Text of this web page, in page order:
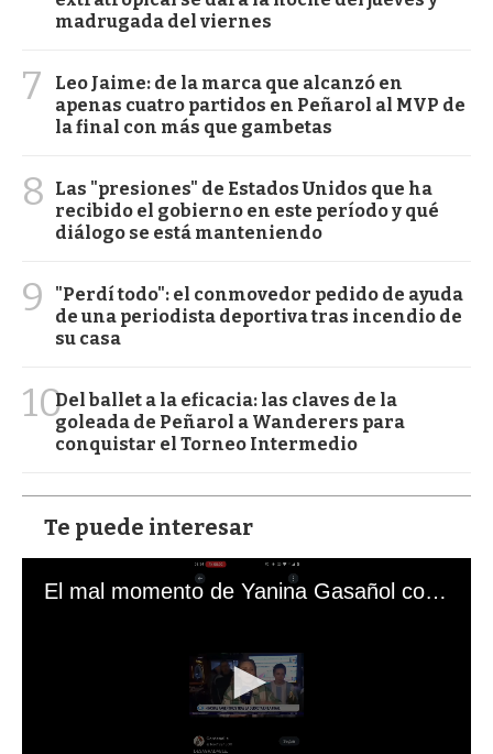
madrugada del viernes
7
Leo Jaime: de la marca que alcanzó en
apenas cuatro partidos en Peñarol al MVP de
la final con más que gambetas
8
Las "presiones" de Estados Unidos que ha
recibido el gobierno en este período y qué
diálogo se está manteniendo
9
"Perdí todo": el conmovedor pedido de ayuda
de una periodista deportiva tras incendio de
su casa
10Del ballet a la eficacia: las claves de la
goleada de Peñarol a Wanderers para
conquistar el Torneo Intermedio
Te puede interesar
El mal momento de Yanina Gasañol con un hincha argentino en "Subrayado"